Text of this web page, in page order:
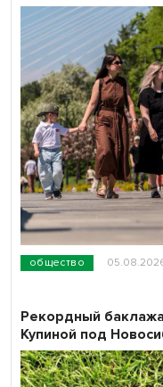
общество
Рекордный
Купиной под